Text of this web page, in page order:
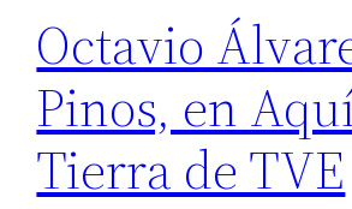
Octavio
Pinos, en
Tierra de TVE